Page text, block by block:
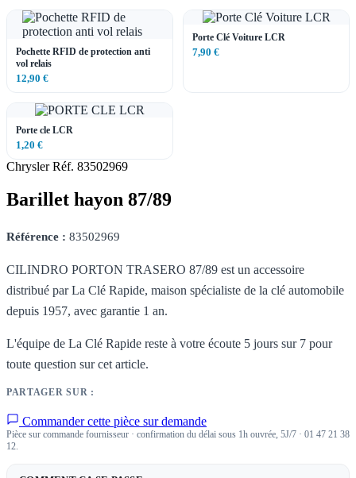
Pochette RFID de protection anti
vol relais
12,90 €
Porte Clé Voiture LCR
7,90 €
Porte cle LCR
1,20 €
ChryslerRéf. 83502969
Barillet hayon 87/89
Référence : 83502969
CILINDRO PORTON TRASERO 87/89 est un accessoire
distribué par La Clé Rapide, maison spécialiste de la clé automobile
depuis 1957, avec garantie 1 an.
L'équipe de La Clé Rapide reste à votre écoute 5 jours sur 7 pour
toute question sur cet article.
PARTAGER SUR :
Commander cette pièce sur demande
Pièce sur commande fournisseur · confirmation du délai sous 1h ouvrée, 5J/7 · 01 47 21 38
12.